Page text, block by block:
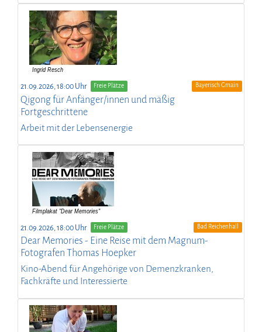
21.09.2026, 18:00 Uhr Freie Plätze Bayerisch Gmain
Qigong für Anfänger/innen und mäßig
Fortgeschrittene
Arbeit mit der Lebensenergie
21.09.2026, 18:00 Uhr Freie Plätze Bad Reichenhall
Dear Memories - Eine Reise mit dem Magnum-
Fotografen Thomas Hoepker
Kino-Abend für Angehörige von Demenzkranken,
Fachkräfte und Interessierte